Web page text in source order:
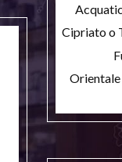
Cipriato o